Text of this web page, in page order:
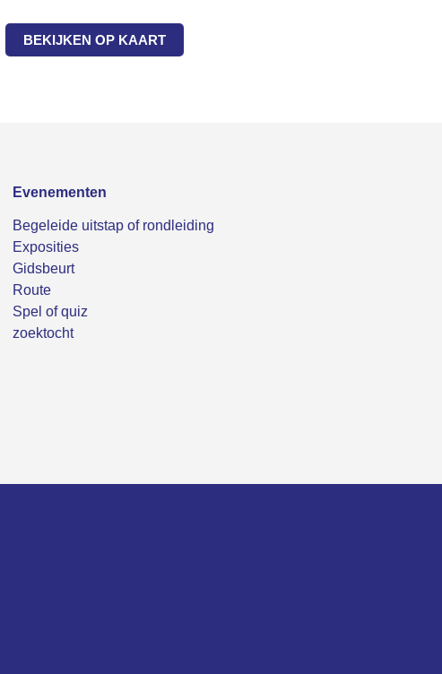
BEKIJKEN OP KAART
Evenementen
Begeleide uitstap of rondleiding
Exposities
Gidsbeurt
Route
Spel of quiz
zoektocht